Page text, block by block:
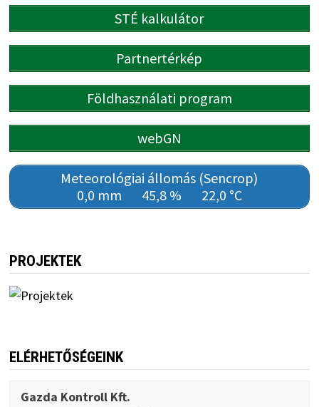
STÉ kalkulátor
Partnertérkép
Földhasználati program
webGN
Meteorológiai állomás (Sencrop)
0,0 mm
45,8 % 22,0 °C
PROJEKTEK
ELÉRHETŐSÉGEINK
Gazda Kontroll Kft.